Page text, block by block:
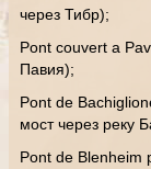
через Тибр);
Pont couvert a
Павия);
Pont de
мост через реку
Pont de Blenheim